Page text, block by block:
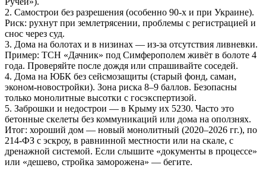
2. Самострои без разрешения (особенно 90-х и при Украине).
Риск: рухнут при землетрясении, проблемы с регистрацией и
снос через суд.
3. Дома на болотах и в низинах — из-за отсутствия ливневки.
Пример: ТСН «Дачник» под Симферополем живёт в болоте 4
года. Проверяйте после дождя или спрашивайте соседей.
4. Дома на ЮБК без сейсмозащиты (старый фонд, саман,
эконом-новостройки). Зона риска 8–9 баллов. Безопасны
только монолитные высотки с госэкспертизой.
5. Заброшки и недострои — в Крыму их 5230. Часто это
бетонные скелеты без коммуникаций или дома на оползнях.
Итог: хороший дом — новый монолитный (2020–2026 гг.), по
214-ФЗ с эскроу, в равнинной местности или на скале, с
дренажной системой. Если слышите «документы в процессе»
или «дешево, стройка заморожена» — бегите.